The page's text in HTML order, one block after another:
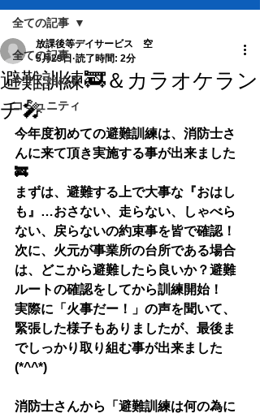
全ての記事
今すぐ始める
コミュニティ
全ての記事
避難訓練🚒＆カラオケラン
チ🎤
放課後等デイサービス 空
5月29日 読了時間: 2分
今年度初めての避難訓練は、消防士さ
んに来て頂き実施する事が出来ました
🚒
まずは、避難する上で大事な『おはし
も』…おさない、走らない、しゃべら
ない、戻らないの約束事を皆で確認！
次に、火元が事業所の台所である場合
は、どこから避難したら良いか？避難
ルートの確認をしてから訓練開始！
実際に「火事だー！」の声を聞いて、
緊張した様子もありましたが、最後ま
でしっかり取り組む事が出来ました
(*^^*)
消防士さんから「避難訓練は何の為に